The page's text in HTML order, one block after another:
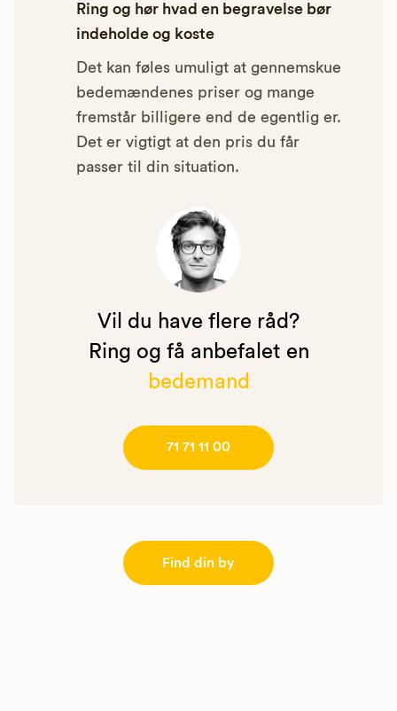
Ring og hør hvad en begravelse bør
indeholde og koste
Det kan føles umuligt at gennemskue
bedemændenes priser og mange
fremstår billigere end de egentlig er.
Det er vigtigt at den pris du får
passer til din situation.
Vil du have flere råd?
Ring og få anbefalet en
bedemand
71 71 11 00
Find din by